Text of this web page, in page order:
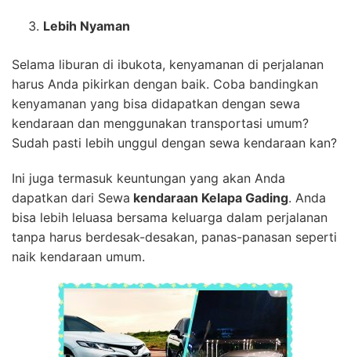
Lebih Nyaman
Selama liburan di ibukota, kenyamanan di perjalanan
harus Anda pikirkan dengan baik. Coba bandingkan
kenyamanan yang bisa didapatkan dengan sewa
kendaraan dan menggunakan transportasi umum?
Sudah pasti lebih unggul dengan sewa kendaraan kan?
Ini juga termasuk keuntungan yang akan Anda
dapatkan dari Sewa kendaraan Kelapa Gading. Anda
bisa lebih leluasa bersama keluarga dalam perjalanan
tanpa harus berdesak-desakan, panas-panasan seperti
naik kendaraan umum.